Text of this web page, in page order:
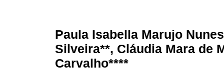
Paula Isabella Marujo
Silveira**, Cláudia Mara de
Carvalho****